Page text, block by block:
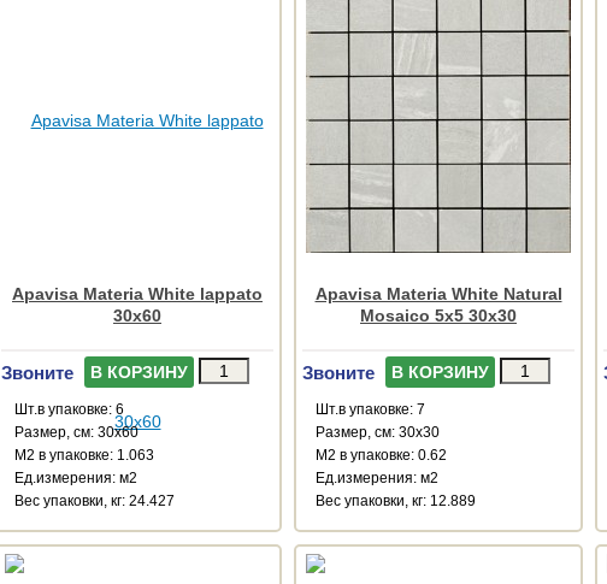
Apavisa Materia White lappato
30x60
Звоните В КОРЗИНУ
Шт.в упаковке: 6
Размер, см: 30x60
М2 в упаковке: 1.063
Ед.измерения: м2
Веc упаковки, кг: 24.427
Apavisa Materia White Natural
Mosaico 5x5 30x30
Звоните В КОРЗИНУ
Шт.в упаковке: 7
Размер, см: 30x30
М2 в упаковке: 0.62
Ед.измерения: м2
Веc упаковки, кг: 12.889